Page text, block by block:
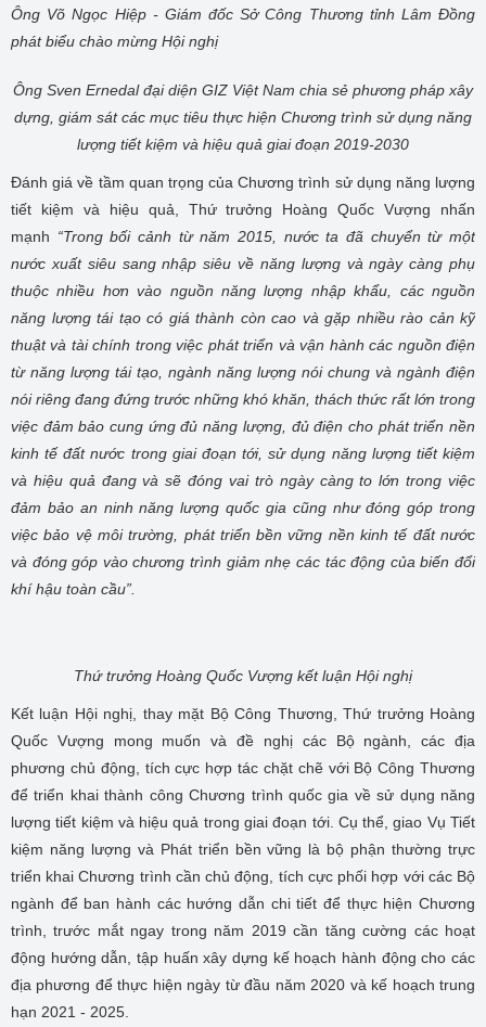
Ông Võ Ngọc Hiệp - Giám đốc Sở Công Thương tỉnh Lâm Đồng
phát biểu chào mừng Hội nghị
Ông Sven Ernedal đại diện GIZ Việt Nam chia sẻ phương pháp xây
dựng, giám sát các mục tiêu thực hiện Chương trình sử dụng năng
lượng tiết kiệm và hiệu quả giai đoạn 2019-2030
Đánh giá về tầm quan trọng của Chương trình sử dụng năng lượng
tiết kiệm và hiệu quả, Thứ trưởng Hoàng Quốc Vượng nhấn
mạnh “Trong bối cảnh từ năm 2015, nước ta đã chuyển từ một
nước xuất siêu sang nhập siêu về năng lượng và ngày càng phụ
thuộc nhiều hơn vào nguồn năng lượng nhập khẩu, các nguồn
năng lượng tái tạo có giá thành còn cao và gặp nhiều rào cản kỹ
thuật và tài chính trong việc phát triển và vận hành các nguồn điện
từ năng lượng tái tạo, ngành năng lượng nói chung và ngành điện
nói riêng đang đứng trước những khó khăn, thách thức rất lớn trong
việc đảm bảo cung ứng đủ năng lượng, đủ điện cho phát triển nền
kinh tế đất nước trong giai đoạn tới, sử dụng năng lượng tiết kiệm
và hiệu quả đang và sẽ đóng vai trò ngày càng to lớn trong việc
đảm bảo an ninh năng lượng quốc gia cũng như đóng góp trong
việc bảo vệ môi trường, phát triển bền vững nền kinh tế đất nước
và đóng góp vào chương trình giảm nhẹ các tác động của biến đổi
khí hậu toàn cầu”.
Thứ trưởng Hoàng Quốc Vượng kết luận Hội nghị
Kết luận Hội nghị, thay mặt Bộ Công Thương, Thứ trưởng Hoàng
Quốc Vượng mong muốn và đề nghị các Bộ ngành, các địa
phương chủ động, tích cực hợp tác chặt chẽ với Bộ Công Thương
để triển khai thành công Chương trình quốc gia về sử dụng năng
lượng tiết kiệm và hiệu quả trong giai đoạn tới. Cụ thể, giao Vụ Tiết
kiệm năng lượng và Phát triển bền vững là bộ phận thường trực
triển khai Chương trình cần chủ động, tích cực phối hợp với các Bộ
ngành để ban hành các hướng dẫn chi tiết để thực hiện Chương
trình, trước mắt ngay trong năm 2019 cần tăng cường các hoạt
động hướng dẫn, tập huấn xây dựng kế hoạch hành động cho các
địa phương để thực hiện ngày từ đầu năm 2020 và kế hoạch trung
hạn 2021 - 2025.